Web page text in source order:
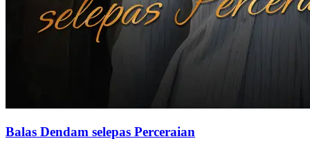
Balas Dendam selepas Perceraian